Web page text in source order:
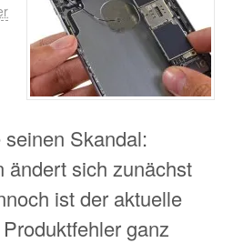
Skandal:
ändert sich zunächst
ist der aktuelle
ganz